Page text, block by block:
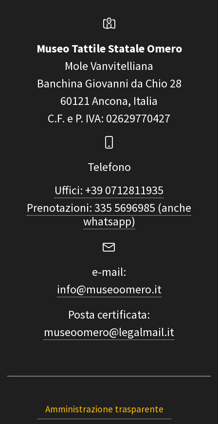
Museo Tattile Statale Omero
Mole Vanvitelliana
Banchina Giovanni da Chio 28
60121Ancona, Italia
C.F. e P. IVA: 02629770427
Telefono
Uffici: +39 0712811935
Prenotazioni: 335 5696985 (anche
whatsapp)
e-mail:
info@museoomero.it
Posta certificata:
museoomero@legalmail.it
Amministrazione trasparente